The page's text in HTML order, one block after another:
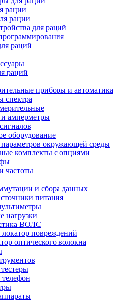
рации
рации
для раций
раций
раций
приборы и автоматика
спектра
амперметры
оборудование
окружающей среды
комплекты с опциями
частоты
и сбора данных
питания
нагрузки
ВОЛС
повреждений
оптического волокна